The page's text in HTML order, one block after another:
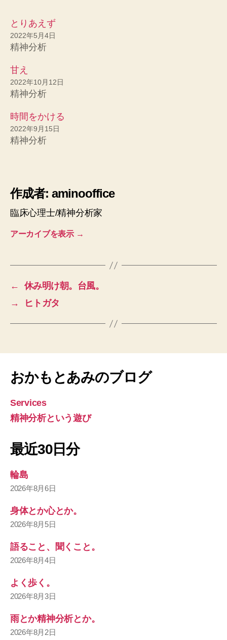
とりあえず
2022年5月4日
精神分析
甘え
2022年10月12日
精神分析
時間をかける
2022年9月15日
精神分析
作成者: aminooffice
臨床心理士/精神分析家
アーカイブを表示 →
←
休み明け朝。台風。
→
ヒトガタ
おかもとあみのブログ
Services
精神分析という遊び
最近30日分
輪島
2026年8月6日
身体とか心とか。
2026年8月5日
語ること、聞くこと。
2026年8月4日
よく歩く。
2026年8月3日
雨とか精神分析とか。
2026年8月2日